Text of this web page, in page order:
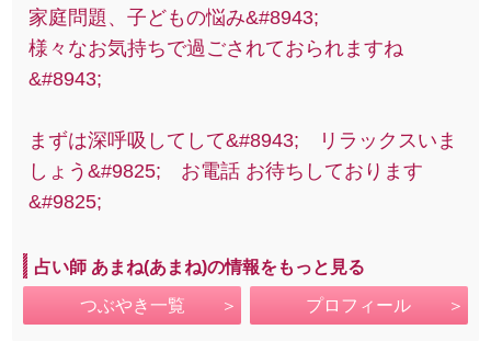
家庭問題、子どもの悩み&#8943;
様々なお気持ちで過ごされておられますね
&#8943;
まずは深呼吸してして&#8943; リラックスいま
しょう&#9825; お電話 お待ちしております
&#9825;
占い師 あまね(あまね)の情報をもっと見る
つぶやき一覧 プロフィール